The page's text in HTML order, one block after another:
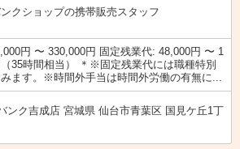
クショップの携帯販売スタッフ
円 〜 330,000円 固定残業代: 48,000円 〜 1
35時間相当） ＊※固定残業代には職種特別
ます。※時間外手当は時間外労働の有無に...
ンク吉成店 宮城県 仙台市青葉区 国見ケ丘1丁